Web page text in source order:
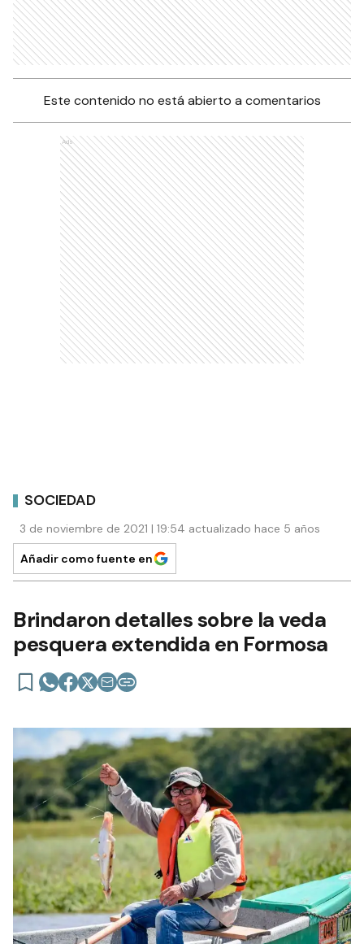
Este contenido no está abierto a comentarios
Ads
SOCIEDAD
3 de noviembre de 2021 | 19:54 actualizado hace 5 años
Añadir como fuente en
Brindaron detalles sobre la veda
pesquera extendida en Formosa